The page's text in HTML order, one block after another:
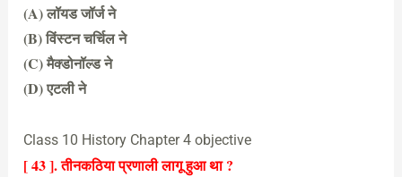
(A) लॉयड जॉर्ज ने
(B) विंस्टन चर्चिल ने
(C) मैक्डोनॉल्ड ने
(D) एटली ने
Class 10 History Chapter 4 objective
[ 43 ]. तीनकठिया प्रणाली लागू हुआ था ?